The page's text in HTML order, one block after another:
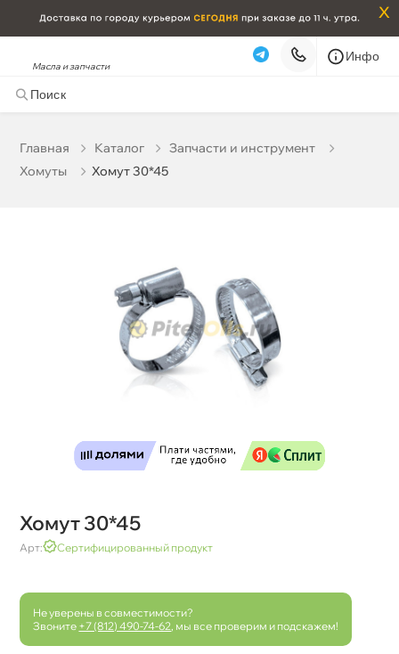
x
Масла и запчасти
Инфо
Главная Катало
Запчасти и инструмент
Хомуты
Хомут 30*45
Хомут 30*45
Арт: Сертифицированный продукт
Не уверены в совместимости?
Звоните +7 (812) 490-74-62 , мы все проверим и подскажем!
Карта